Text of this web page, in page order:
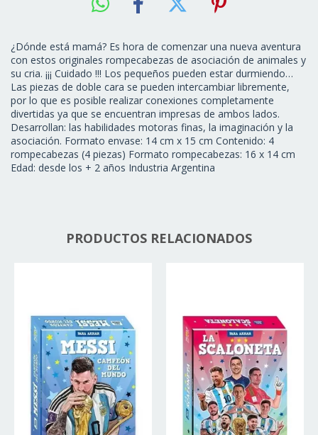
¿Dónde está mamá? Es hora de comenzar una nueva aventura
con estos originales rompecabezas de asociación de animales y
su cria. ¡¡¡ Cuidado !!! Los pequeños pueden estar durmiendo…
Las piezas de doble cara se pueden intercambiar libremente,
por lo que es posible realizar conexiones completamente
divertidas ya que se encuentran impresas de ambos lados.
Desarrollan: las habilidades motoras finas, la imaginación y la
asociación. Formato envase: 14 cm x 15 cm Contenido: 4
rompecabezas (4 piezas) Formato rompecabezas: 16 x 14 cm
Edad: desde los + 2 años Industria Argentina
PRODUCTOS RELACIONADOS